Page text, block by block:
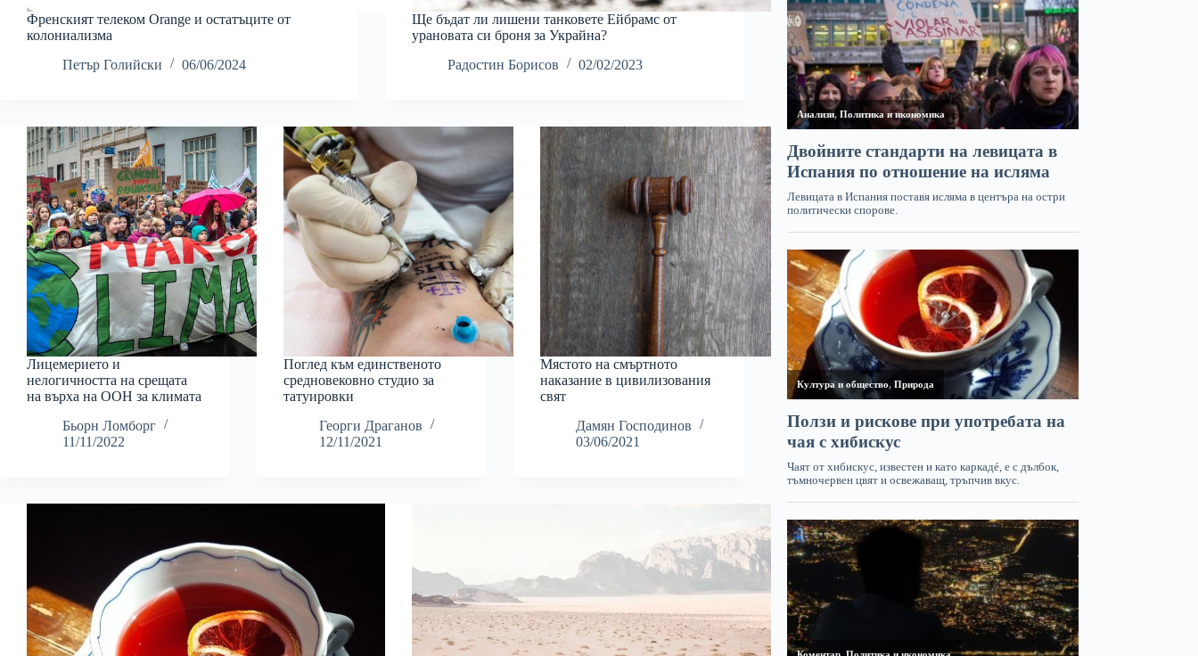
Френският телеком Orange и остатъците от
колониализма
Петър Голийски
06/06/2024
Ще бъдат ли лишени танковете Ейбрамс от
урановата си броня за Украйна?
Радостин Борисов
02/02/2023
Лицемерието и
нелогичността на срещата
на върха на ООН за климата
Бьорн Ломборг
11/11/2022
Поглед към единственото
средновековно студио за
татуировки
Георги Драганов
12/11/2021
Мястото на смъртното
наказание в цивилизования
свят
Дамян Господинов
03/06/2021